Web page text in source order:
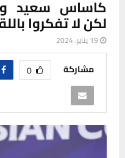
كاساس سعيد
لكن لا تفكروا
19 يناير، 2024
مشاركة 0